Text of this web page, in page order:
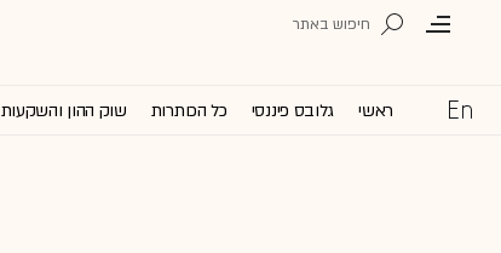
ראשי גלובס פיננסי כל הכותרות שוק ההון והשקעות